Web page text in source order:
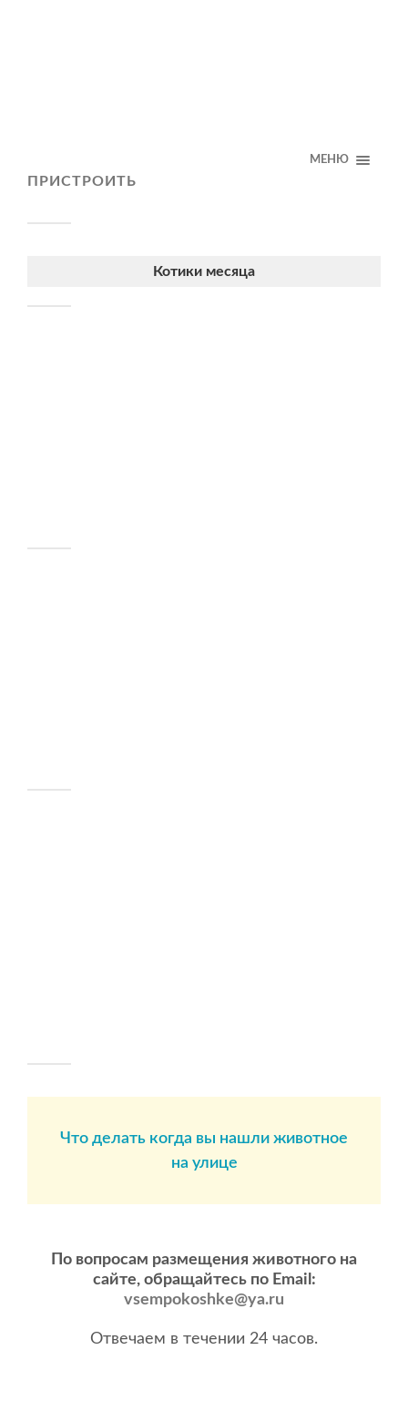
МЕНЮ
ПРИСТРОИТЬ
Котики месяца
Что делать когда вы нашли животное
на улице
По вопросам размещения животного на
сайте, обращайтесь по Email:
vsempokoshke@ya.ru
Отвечаем в течении 24 часов.